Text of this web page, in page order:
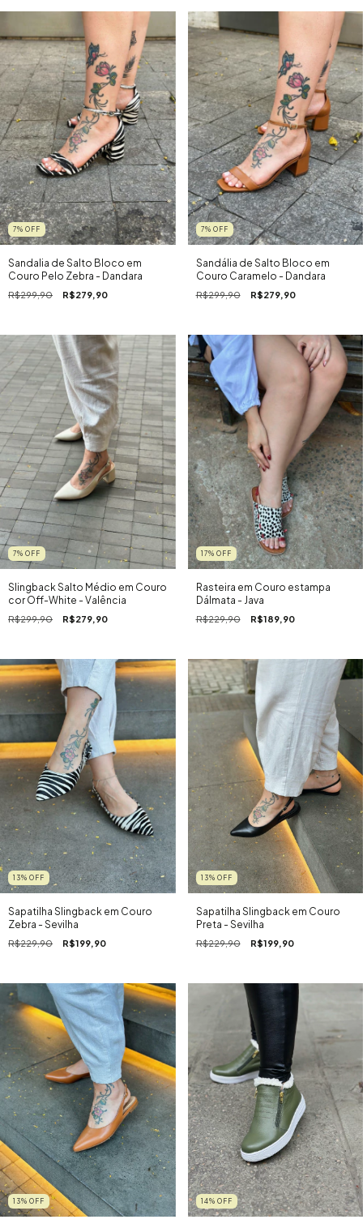
7% OFF
Sandalia de Salto Bloco em
Couro Pelo Zebra - Dandara
R$299,90 R$279,90
7% OFF
Sandália de Salto Bloco em
Couro Caramelo - Dandara
R$299,90 R$279,90
7% OFF
Slingback Salto Médio em Couro
cor Off-White - Valência
R$299,90 R$279,90
17% OFF
Rasteira em Couro estampa
Dálmata - Java
R$229,90 R$189,90
13% OFF
Sapatilha Slingback em Couro
Zebra - Sevilha
R$229,90 R$199,90
13% OFF
Sapatilha Slingback em Couro
Preta - Sevilha
R$229,90 R$199,90
13% OFF 14% OFF